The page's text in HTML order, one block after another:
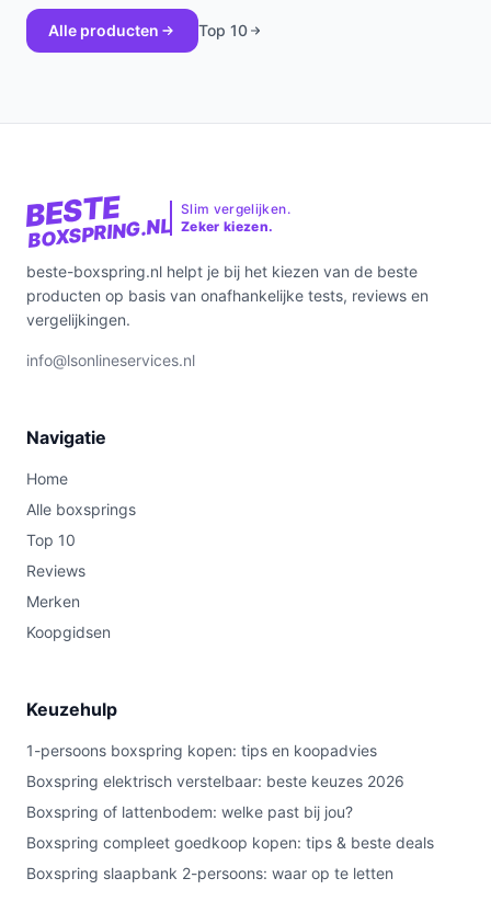
Alle producten Top 10
BESTE
BOXSPRING.NL
Slim vergelijken.
Zeker kiezen.
beste-boxspring.nl helpt je bij het kiezen van de beste
producten op basis van onafhankelijke tests, reviews en
vergelijkingen.
info@lsonlineservices.nl
Navigatie
Home
Alle boxsprings
Top 10
Reviews
Merken
Koopgidsen
Keuzehulp
1-persoons boxspring kopen: tips en koopadvies
Boxspring elektrisch verstelbaar: beste keuzes 2026
Boxspring of lattenbodem: welke past bij jou?
Boxspring compleet goedkoop kopen: tips & beste deals
Boxspring slaapbank 2-persoons: waar op te letten